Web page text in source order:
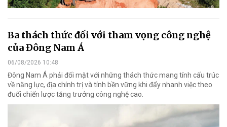
Ba thách thức đối với tham vọng công nghệ
của Đông Nam Á
06/08/2026 10:48
Đông Nam Á phải đối mặt với những thách thức mang tính cấu trúc
về năng lực, địa chính trị và tính bền vững khi đẩy nhanh việc theo
đuổi chiến lược tăng trưởng công nghệ cao.